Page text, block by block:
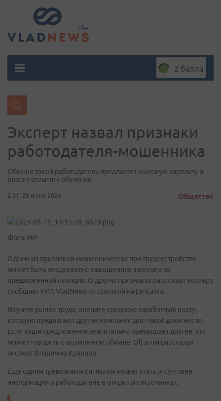
2 балла
Эксперт назвал признаки
работодателя-мошенника
Обычно такой работодатель предлагает высокую зарплату и
просит оплатить обучение
2:31, 28 июня 2024 Общество
Фото: ИИ
Одним из признаков мошенничества при трудоустройстве
может быть неадекватно завышенная зарплата на
предложенной позиции. О других признаках рассказал эксперт,
сообщает РИА VladNews со ссылкой на Lenta.Ru.
Изучите рынок труда, оцените среднюю заработную плату,
которую предлагают другие компании для такой должности.
Если ваше предложение значительно превышает другие, это
может говорить о возможном обмане. Об этом рассказал
эксперт Владимир Кравцов.
Еще одним тревожным сигналом может стать отсутствие
информации о работодателе в открытых источниках.